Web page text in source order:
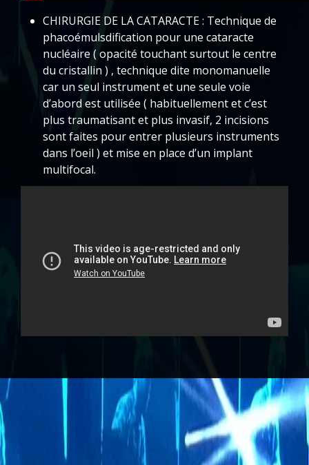
CHIRURGIE DE LA CATARACTE : Technique de
phacoémulsdification pour une cataracte
nucléaire ( opacité touchant surtout le centre
du cristallin ) , technique dite monomanuelle
car un seul instrument et une seule voie
d’abord est utilisée ( habituellement et c’est
plus traumatisant et plus invasif, 2 incisions
sont faites pour entrer plusieurs instruments
dans l’oeil ) et mise en place d’un implant
multifocal.